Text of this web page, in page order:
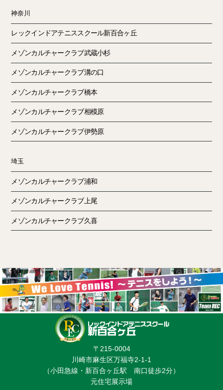
神奈川
レックインドアテニススクール新百合ヶ丘
メゾンカルチャークラブ武蔵小杉
メゾンカルチャークラブ溝の口
メゾンカルチャークラブ橋本
メゾンカルチャークラブ相模原
メゾンカルチャークラブ伊勢原
埼玉
メゾンカルチャークラブ浦和
メゾンカルチャークラブ上尾
メゾンカルチャークラブ久喜
〒215-0004
川崎市麻生区万福寺2-1-1
（小田急線・新百合ヶ丘駅 南口徒歩2分）
元住宅展示場